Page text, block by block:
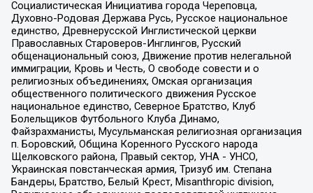
Социалистическая Инициатива города Череповца,
Духовно-Родовая Держава Русь, Русское национальное
единство, Древнерусской Инглистической церкви
Православных Староверов-Инглингов, Русский
общенациональный союз, Движение против нелегальной
иммиграции, Кровь и Честь, О свободе совести и о
религиозных объединениях, Омская организация
общественного политического движения Русское
национальное единство, Северное Братство, Клуб
Болельщиков Футбольного Клуба Динамо,
Файзрахманисты, Мусульманская религиозная организация
п. Боровский, Община Коренного Русского народа
Щелковского района, Правый сектор, УНА - УНСО,
Украинская повстанческая армия, Тризуб им. Степана
Бандеры, Братство, Белый Крест, Misanthropic division,